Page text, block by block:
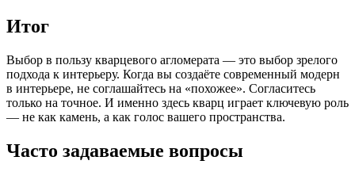
Итог
Выбор в пользу кварцевого агломерата — это выбор зрелого
подхода к интерьеру. Когда вы создаёте современный модерн
в интерьере, не соглашайтесь на «похожее». Согласитесь
только на точное. И именно здесь кварц играет ключевую роль
— не как камень, а как голос вашего пространства.
Часто задаваемые вопросы